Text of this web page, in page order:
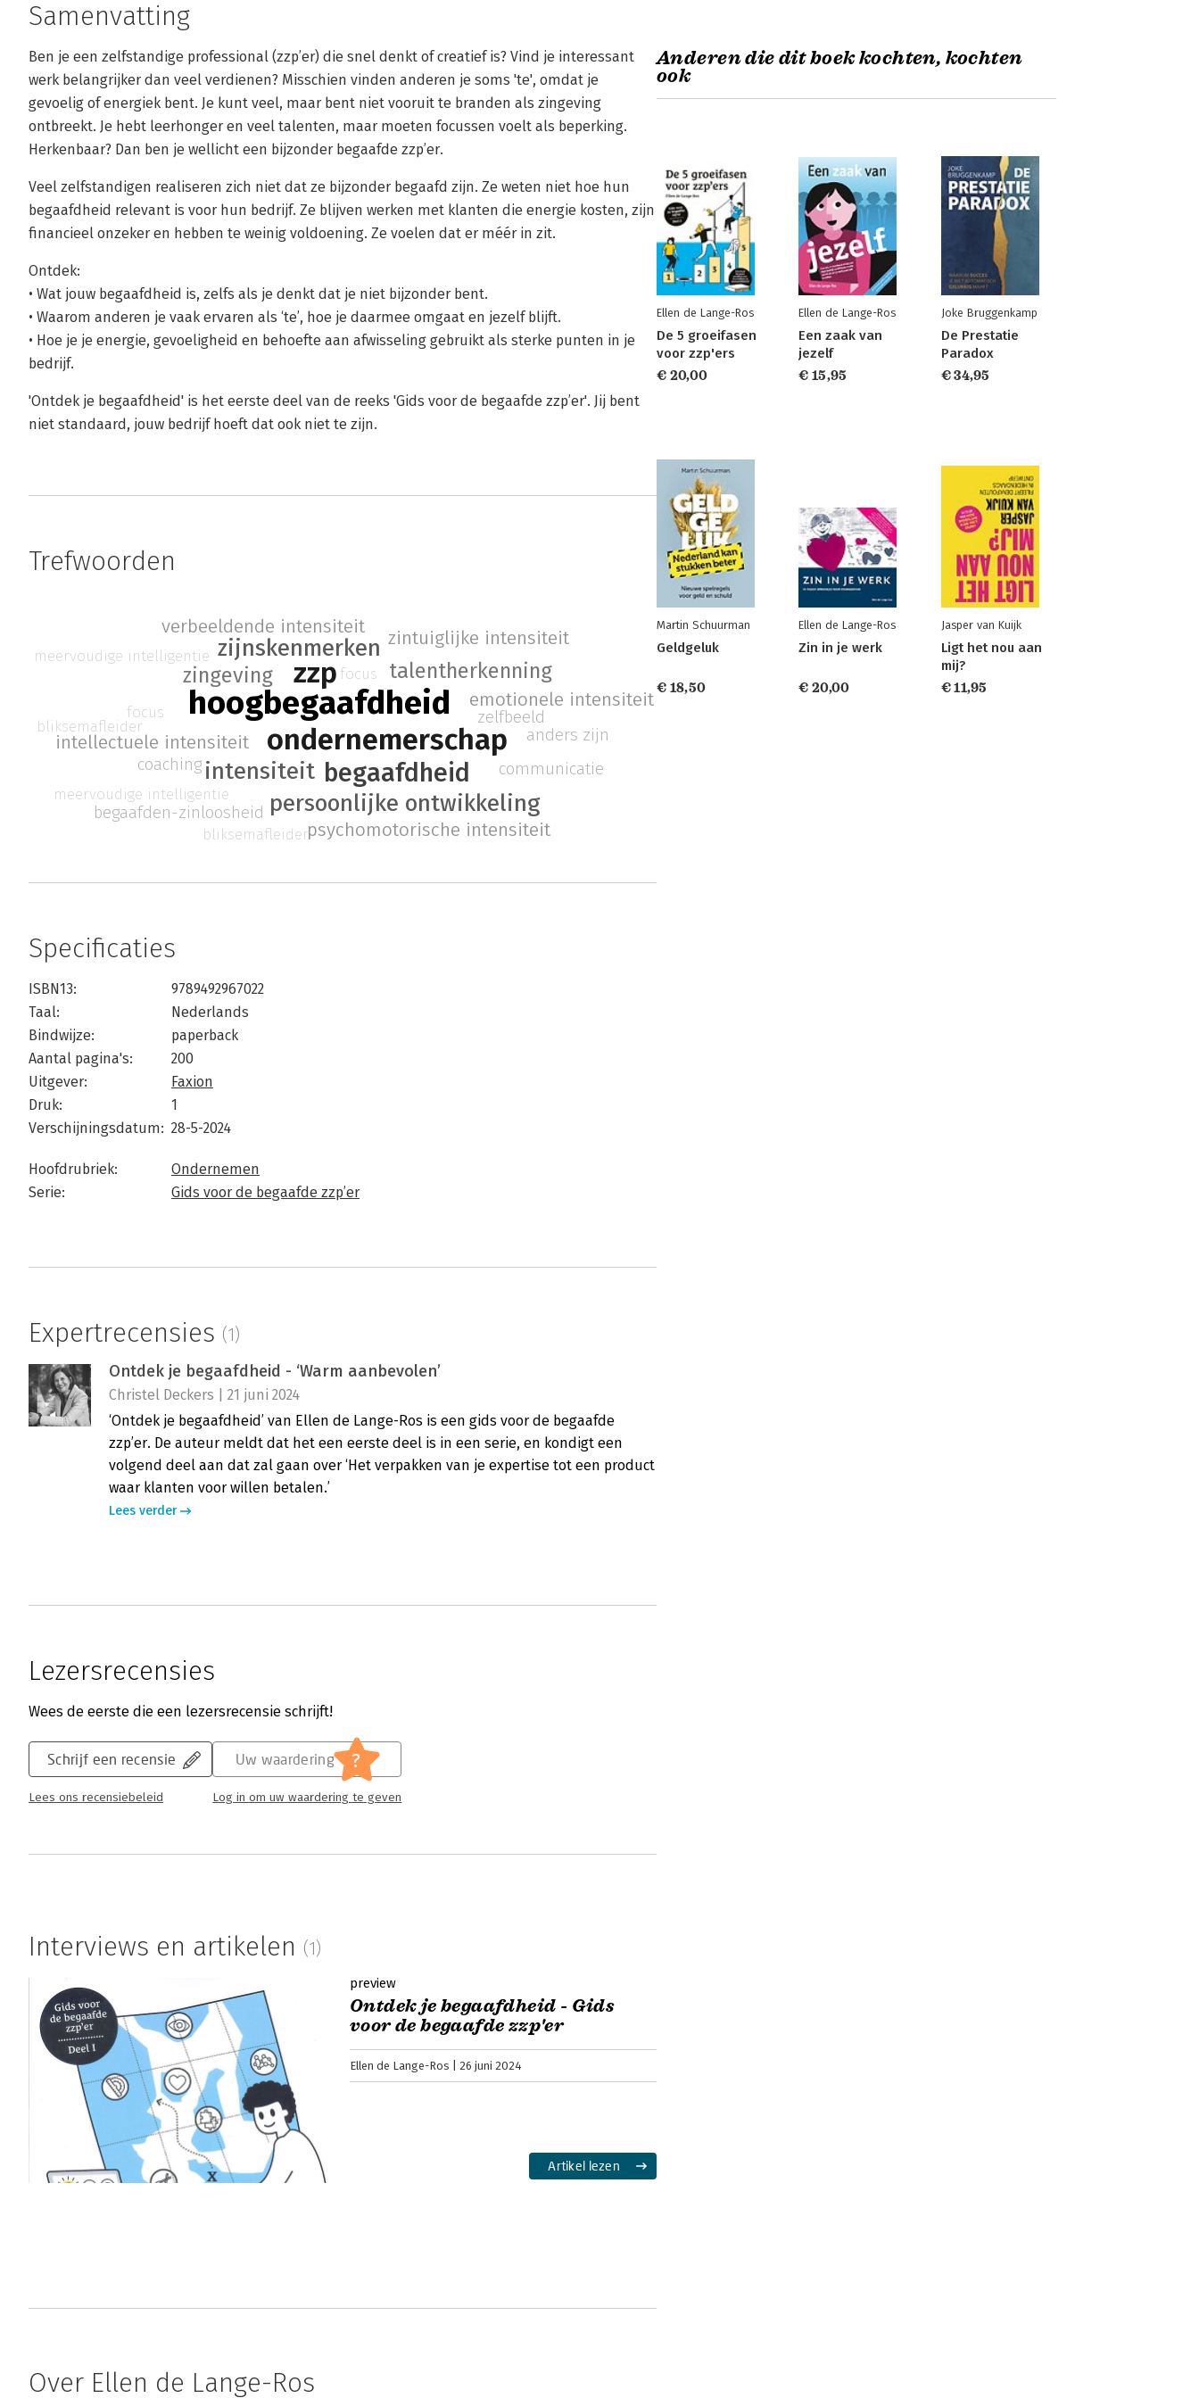
Samenvatting
Ben je een zelfstandige professional (zzp’er) die snel denkt of creatief is? Vind je interessant
werk belangrijker dan veel verdienen? Misschien vinden anderen je soms 'te', omdat je
gevoelig of energiek bent. Je kunt veel, maar bent niet vooruit te branden als zingeving
ontbreekt. Je hebt leerhonger en veel talenten, maar moeten focussen voelt als beperking.
Herkenbaar? Dan ben je wellicht een bijzonder begaafde zzp’er.
Veel zelfstandigen realiseren zich niet dat ze bijzonder begaafd zijn. Ze weten niet hoe hun
begaafdheid relevant is voor hun bedrijf. Ze blijven werken met klanten die energie kosten, zijn
financieel onzeker en hebben te weinig voldoening. Ze voelen dat er méér in zit.
Ontdek:
• Wat jouw begaafdheid is, zelfs als je denkt dat je niet bijzonder bent.
• Waarom anderen je vaak ervaren als ‘te’, hoe je daarmee omgaat en jezelf blijft.
• Hoe je je energie, gevoeligheid en behoefte aan afwisseling gebruikt als sterke punten in je
bedrijf.
'Ontdek je begaafdheid' is het eerste deel van de reeks 'Gids voor de begaafde zzp’er'. Jij bent
niet standaard, jouw bedrijf hoeft dat ook niet te zijn.
Trefwoorden
hoogbegaafdheid
ondernemerschap
zzp
begaafdheid
zijnskenmerken
persoonlijke ontwikkeling
intensiteit
talentherkenning
zingeving
verbeeldende intensiteit
intellectuele intensiteit
zintuiglijke intensiteit
psychomotorische intensiteit
emotionele intensiteit
zelfbeeld
begaafden-zinloosheid
communicatie
coaching
anders zijn
bliksemafleider
focus
meervoudige intelligentie
bliksemafleider
focus
meervoudige intelligentie
Specificaties
ISBN13:
9789492967022
Taal:
Nederlands
Bindwijze:
paperback
Aantal pagina's:
200
Uitgever:
Faxion
Druk:
1
Verschijningsdatum: 28-5-2024
Hoofdrubriek:
Ondernemen
Serie:
Gids voor de begaafde zzp’er
Expertrecensies (1)
Ontdek je begaafdheid - ‘Warm aanbevolen’
Christel Deckers | 21 juni 2024
‘Ontdek je begaafdheid’ van Ellen de Lange-Ros is een gids voor de begaafde
zzp’er. De auteur meldt dat het een eerste deel is in een serie, en kondigt een
volgend deel aan dat zal gaan over ‘Het verpakken van je expertise tot een product
waar klanten voor willen betalen.’
Lees verder
Lezersrecensies
Wees de eerste die een lezersrecensie schrijft!
Schrijf een recensie
Lees ons recensiebeleid
Uw waardering ?
Log in om uw waardering te geven
Interviews en artikelen (1)
preview
Ontdek je begaafdheid - Gids
voor de begaafde zzp'er
Ellen de Lange-Ros 26 juni 2024
Artikel lezen
Over Ellen de Lange-Ros
Anderen die dit boek kochten, kochten
ook
Ellen de Lange-Ros
De 5 groeifasen
voor zzp'ers
€ 20,00
Ellen de Lange-Ros
Een zaak van
jezelf
€ 15,95
Joke Bruggenkamp
De Prestatie
Paradox
€ 34,95
Martin Schuurman
Geldgeluk
€ 18,50
Ellen de Lange-Ros
Zin in je werk
€ 20,00
Jasper van Kuijk
Ligt het nou aan
mij?
€ 11,95